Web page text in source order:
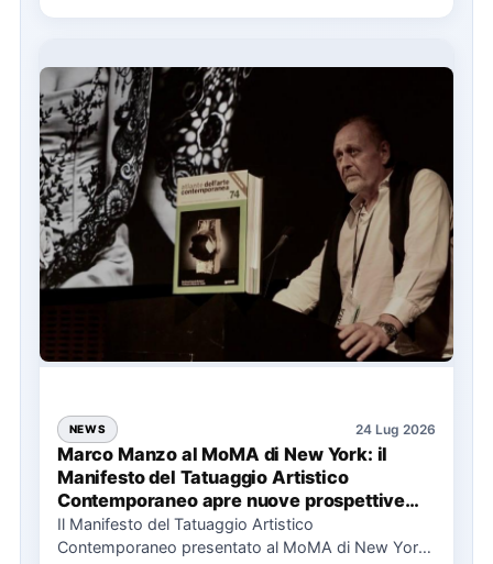
NEWS 24 Lug 2026
Marco Manzo al MoMA di New York: il
Manifesto del Tatuaggio Artistico
Contemporaneo apre nuove prospettive
per il collezionismo
Il Manifesto del Tatuaggio Artistico
Contemporaneo presentato al MoMA di New York